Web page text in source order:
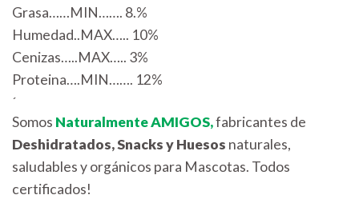
Grasa……MIN……. 8.%
Humedad..MAX….. 10%
Cenizas…..MAX….. 3%
Proteina….MIN……. 12%
´
Somos Naturalmente AMIGOS,fabricantes de
Deshidratados, Snacks y Huesos naturales,
saludables y orgánicos para Mascotas. Todos
certificados!